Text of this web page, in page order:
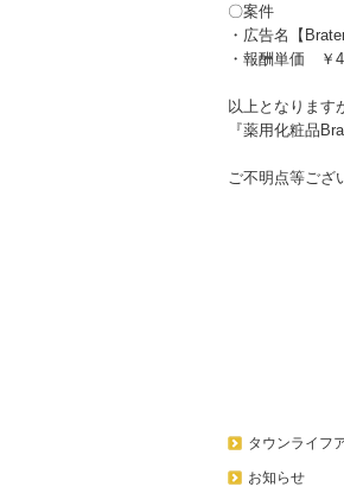
〇案件
・広告名【
・報酬単価 ￥
以上となります
『薬用化粧品
ご不明点等ござ
タウンライフ
お知らせ